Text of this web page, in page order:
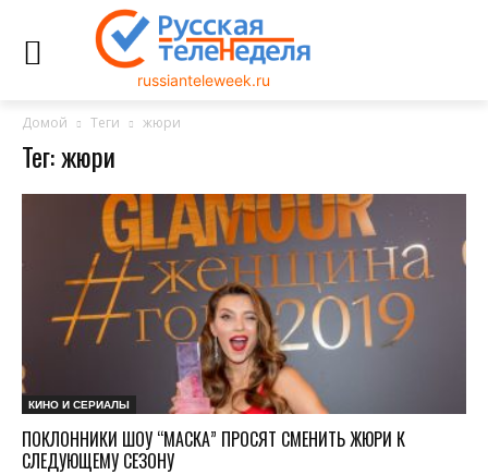
russianteleweek.ru
Домой Теги жюри
Тег: жюри
КИНО И СЕРИАЛЫ
ПОКЛОННИКИ ШОУ “МАСКА” ПРОСЯТ СМЕНИТЬ ЖЮРИ К
СЛЕДУЮЩЕМУ СЕЗОНУ